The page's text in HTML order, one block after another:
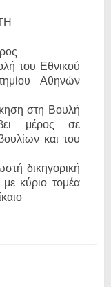
του Εθνικού
Αθηνών
στη Βουλή
μέρος σε
και του
δικηγορική
κύριο τομέα